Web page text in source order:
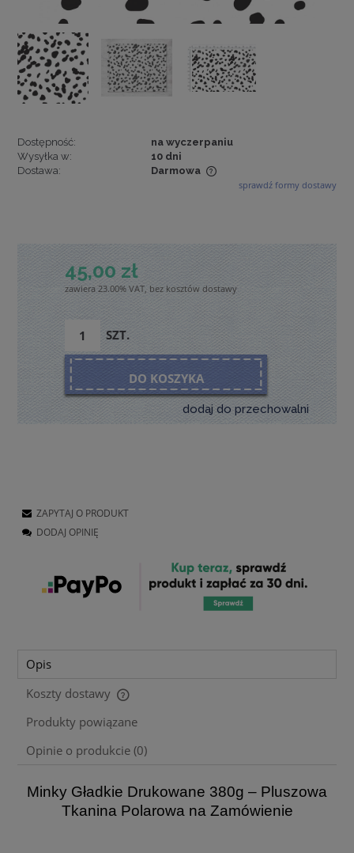
Dostępność:
na wyczerpaniu
Wysyłka w:
10 dni
Dostawa:
Darmowa
Cena nie zawiera ewentualnych kosztów płatności
sprawdź formy dostawy
45,00 zł
zawiera 23.00% VAT, bez kosztów dostawy
SZT.
DO KOSZYKA
dodaj do przechowalni
ZAPYTAJ O PRODUKT
DODAJ OPINIĘ
Opis
Koszty dostawy
Cena nie zawiera ewentualnych kosztów płatności
Produkty powiązane
Opinie o produkcie (0)
Minky Gładkie Drukowane 380g – Pluszowa
Tkanina Polarowa na Zamówienie